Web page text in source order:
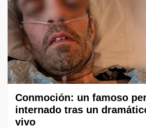
Conmoción: un famoso
internado tras un
vivo